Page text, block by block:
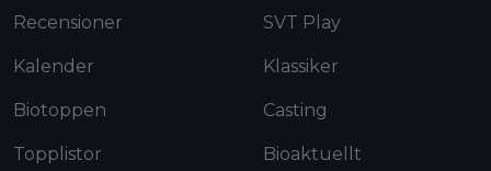
Recensioner
Kalender
Biotoppen
Topplistor
SVT Play
Klassiker
Casting
Bioaktuellt